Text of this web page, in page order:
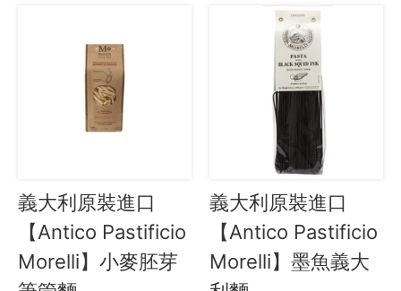
營養補給站
食亨 歐式風乾火腿/香腸
藝食 S'amuser 香腸/火腿
藝食 S'amuser 義大利麵/巧克力
料理盛宴
義大利原裝進口
【Antico Pastificio
Morelli】小麥胚芽
義大利原裝進口
【Antico Pastificio
Morelli】墨魚義大